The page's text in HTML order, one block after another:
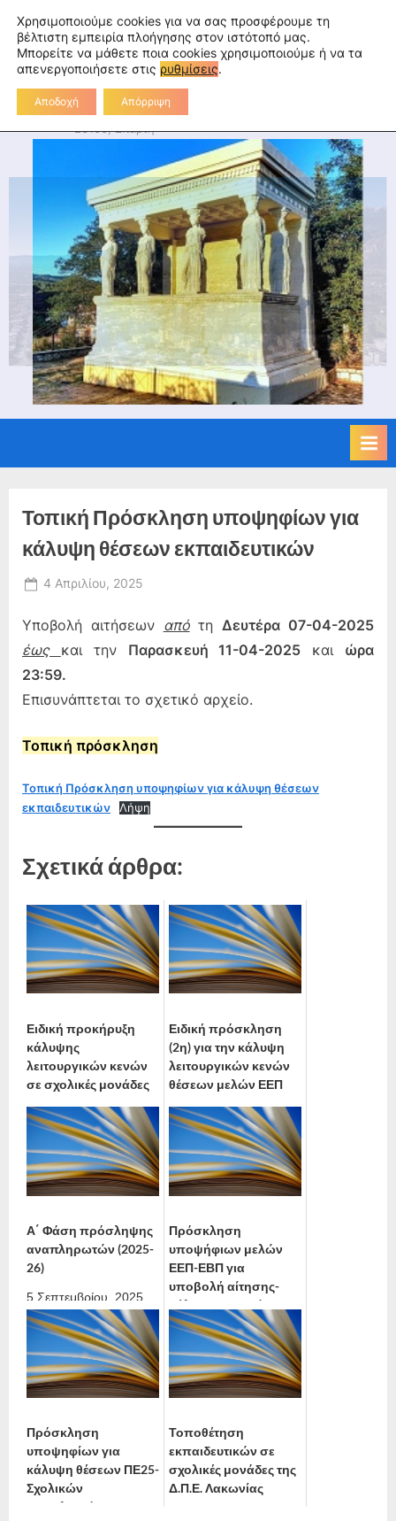
Skip
content
fa tu tw in rss Επικοινωνία
Διεύθυνση Πρωτοβάθμιας
Εκπαίδευσης Λακωνίας
Διοικητήριο Λακωνίας, 2ο χλμ Ε.Ο. Σπάρτης-Γυθείου,
23100, Σπάρτη
Τοπική Πρόσκληση υποψηφίων για
κάλυψη θέσεων εκπαιδευτικών
Posted
4 Απριλίου, 2025
Υποβολή αιτήσεων απότη Δευτέρα 07-04-2025
έως
και την Παρασκευή 11-04-2025 και ώρα
23:59.
Επισυνάπτεται το σχετικό αρχείο.
Τοπική πρόσκληση
Τοπική Πρόσκληση υποψηφίων για κάλυψη θέσεων
εκπαιδευτικών
Λήψη
Σχετικά άρθρα:
Ειδική προκήρυξη
κάλυψης
λειτουργικών κενών
σε σχολικές μονάδες
και δευτεροβάθμιας ...
28 Νοεμβρίου, 2025
Ειδική πρόσκληση
(2η) για την κάλυψη
λειτουργικών κενών
θέσεων μελών ΕΕΠ
και δευτερ...
28 Νοεμβρίου, 2025
Α΄ Φάση πρόσληψης
αναπληρωτών (2025-
26)
5 Σεπτεμβρίου, 2025
Πρόσκληση
υποψήφιων μελών
ΕΕΠ-ΕΒΠ για
υποβολή αίτησης-
δήλωσης προτίμησης
για πρόσληψη ως
προσωρινών ...
25 Αυγούστου, 2025
Πρόσκληση
υποψηφίων για
κάλυψη θέσεων ΠΕ25-
Σχολικών
Νοσηλευτών και
Τοποθέτηση
εκπαιδευτικών σε
σχολικές μονάδες της
Δ.Π.Ε. Λακωνίας
Χρησιμοποιούμε cookies για να σας προσφέρουμε τη
βέλτιστη εμπειρία πλοήγησης στον ιστότοπό μας.
Μπορείτε να μάθετε ποια cookies χρησιμοποιούμε ή να τα
απενεργοποιήσετε στις ρυθμίσεις.
Αποδοχή Απόρριψη